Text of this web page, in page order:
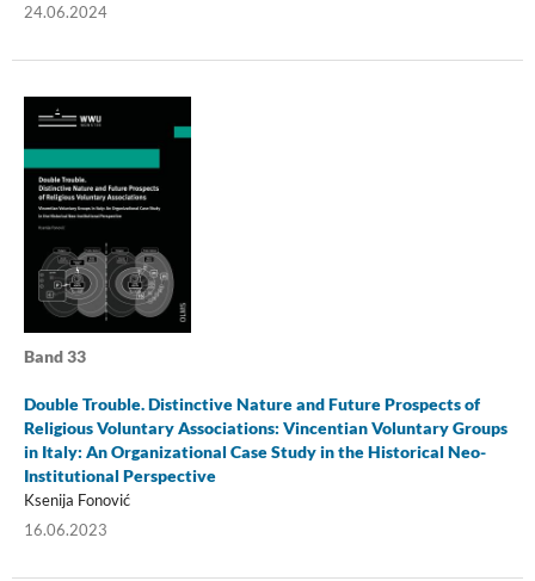
24.06.2024
Band 33
Double Trouble. Distinctive Nature and Future Prospects of
Religious Voluntary Associations: Vincentian Voluntary Groups
in Italy: An Organizational Case Study in the Historical Neo-
Institutional Perspective
Ksenija Fonović
16.06.2023